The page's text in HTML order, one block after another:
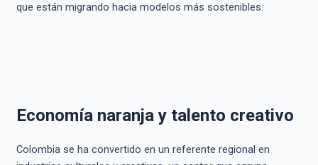
que están migrando hacia modelos más sostenibles.
Economía naranja y talento creativo
Colombia se ha convertido en un referente regional en